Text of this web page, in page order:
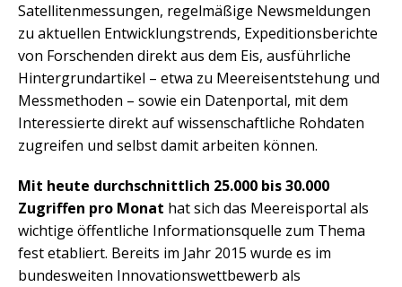
Satellitenmessungen, regelmäßige Newsmeldungen
zu aktuellen Entwicklungstrends, Expeditionsberichte
von Forschenden direkt aus dem Eis, ausführliche
Hintergrundartikel – etwa zu Meereisentstehung und
Messmethoden – sowie ein Datenportal, mit dem
Interessierte direkt auf wissenschaftliche Rohdaten
zugreifen und selbst damit arbeiten können.
Mit heute durchschnittlich 25.000 bis 30.000
Zugriffen pro Monat hat sich das Meereisportal als
wichtige öffentliche Informationsquelle zum Thema
fest etabliert. Bereits im Jahr 2015 wurde es im
bundesweiten Innovationswettbewerb als